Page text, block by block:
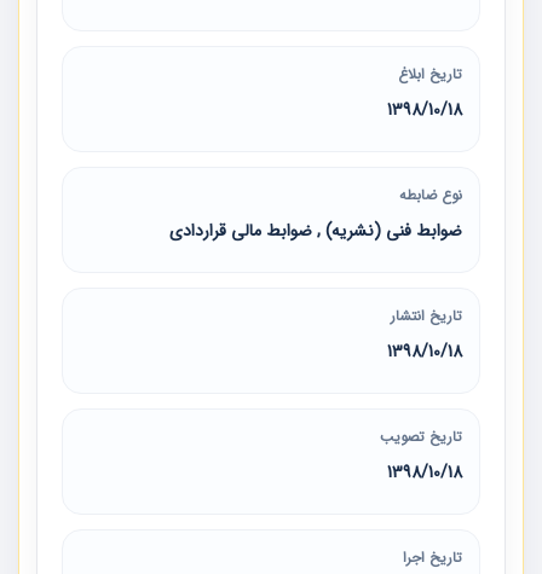
تاریخ ابلاغ
1398/10/18
نوع ضابطه
ضوابط فنی (نشریه) , ضوابط مالی قراردادی
تاریخ انتشار
1398/10/18
تاریخ تصویب
1398/10/18
تاریخ اجرا